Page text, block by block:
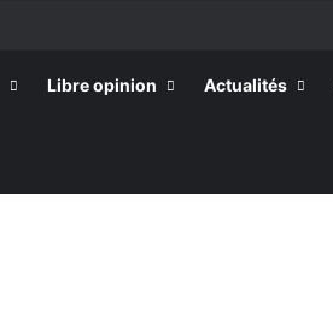
Libre opinion Actualités